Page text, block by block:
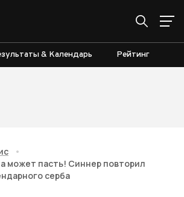
& Календарь Рейтинг
•
может пасть! Синнер повторил
серба